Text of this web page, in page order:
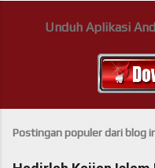
Unduh Aplikasi
Postingan populer dari blog